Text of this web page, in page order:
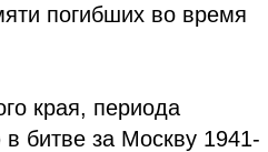
погибших во время
края, периода
битве за Москву 1941-